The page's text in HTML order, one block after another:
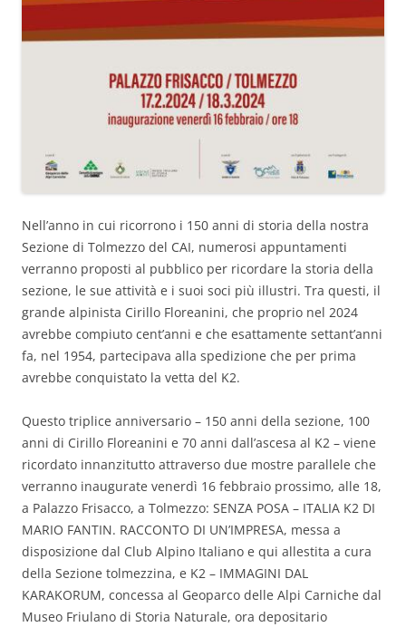
Nell’anno in cui ricorrono i 150 anni di storia della nostra
Sezione di Tolmezzo del CAI, numerosi appuntamenti
verranno proposti al pubblico per ricordare la storia della
sezione, le sue attività e i suoi soci più illustri. Tra questi, il
grande alpinista Cirillo Floreanini, che proprio nel 2024
avrebbe compiuto cent’anni e che esattamente settant’anni
fa, nel 1954, partecipava alla spedizione che per prima
avrebbe conquistato la vetta del K2.
Questo triplice anniversario – 150 anni della sezione, 100
anni di Cirillo Floreanini e 70 anni dall’ascesa al K2 – viene
ricordato innanzitutto attraverso due mostre parallele che
verranno inaugurate venerdì 16 febbraio prossimo, alle 18,
a Palazzo Frisacco, a Tolmezzo: SENZA POSA – ITALIA K2 DI
MARIO FANTIN. RACCONTO DI UN’IMPRESA, messa a
disposizione dal Club Alpino Italiano e qui allestita a cura
della Sezione tolmezzina, e K2 – IMMAGINI DAL
KARAKORUM, concessa al Geoparco delle Alpi Carniche dal
Museo Friulano di Storia Naturale, ora depositario